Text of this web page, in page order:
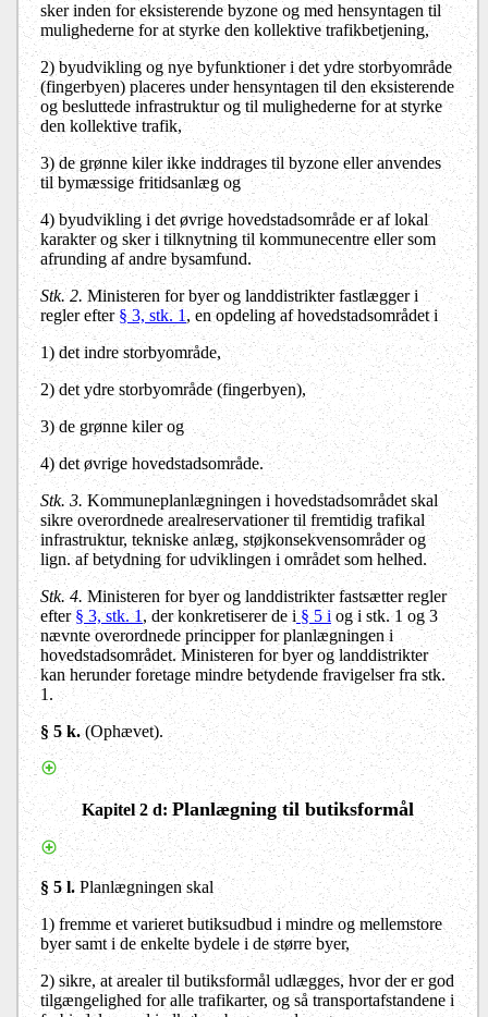
sker inden for eksisterende byzone og med hensyntagen til
mulighederne for at styrke den kollektive trafikbetjening,
2) byudvikling og nye byfunktioner i det ydre storbyområde
(fingerbyen) placeres under hensyntagen til den eksisterende
og besluttede infrastruktur og til mulighederne for at styrke
den kollektive trafik,
3) de grønne kiler ikke inddrages til byzone eller anvendes
til bymæssige fritidsanlæg og
4) byudvikling i det øvrige hovedstadsområde er af lokal
karakter og sker i tilknytning til kommunecentre eller som
afrunding af andre bysamfund.
Stk. 2. Ministeren for byer og landdistrikter fastlægger i
regler efter§ 3, stk. 1, en opdeling af hovedstadsområdet i
1) det indre storbyområde,
2) det ydre storbyområde (fingerbyen),
3) de grønne kiler og
4) det øvrige hovedstadsområde.
Stk. 3. Kommuneplanlægningen i hovedstadsområdet skal
sikre overordnede arealreservationer til fremtidig trafikal
infrastruktur, tekniske anlæg, støjkonsekvensområder og
lign. af betydning for udviklingen i området som helhed.
Stk. 4. Ministeren for byer og landdistrikter fastsætter regler
efter§ 3, stk. 1, der konkretiserer de i § 5 i og i stk. 1 og 3
nævnte overordnede principper for planlægningen i
hovedstadsområdet. Ministeren for byer og landdistrikter
kan herunder foretage mindre betydende fravigelser fra stk.
1.
§ 5 k. (Ophævet).
Kapitel 2 d: Planlægning til butiksformål
§ 5 l. Planlægningen skal
1) fremme et varieret butiksudbud i mindre og mellemstore
byer samt i de enkelte bydele i de større byer,
2) sikre, at arealer til butiksformål udlægges, hvor der er god
tilgængelighed for alle trafikarter, og så transportafstandene i